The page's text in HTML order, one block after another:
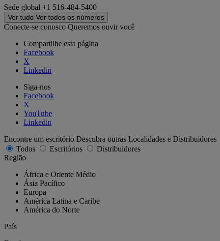
Sede global +1 516-484-5400
Ver tudo Ver todos os números
Conecte-se conosco Queremos ouvir você
Compartilhe esta página
Facebook
X
Linkedin
Siga-nos
Facebook
X
YouTube
Linkedin
Encontre um escritório Descubra outras Localidades e Distribuidores
Todos
Escritórios
Distribuidores
Região
África e Oriente Médio
Ásia Pacífico
Europa
América Latina e Caribe
América do Norte
País